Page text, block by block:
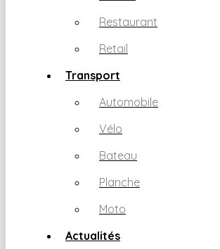
Restaurant
Retail
Transport
Automobile
Vélo
Bateau
Planche
Moto
Actualités